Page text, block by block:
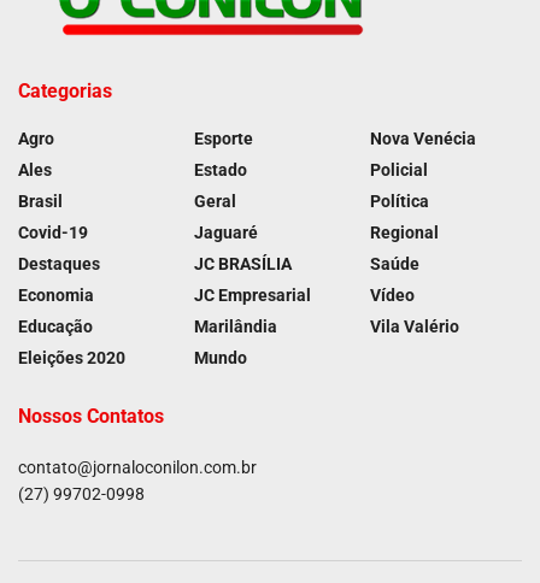
Categorias
Agro
Ales
Brasil
Covid-19
Destaques
Economia
Educação
Eleições 2020
Esporte
Estado
Geral
Jaguaré
JC BRASÍLIA
JC Empresarial
Marilândia
Mundo
Nova Venécia
Policial
Política
Regional
Saúde
Vídeo
Vila Valério
Nossos Contatos
contato@jornaloconilon.com.br
(27) 99702-0998